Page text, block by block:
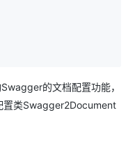
的文档配置功能，
置类Swagger2Document